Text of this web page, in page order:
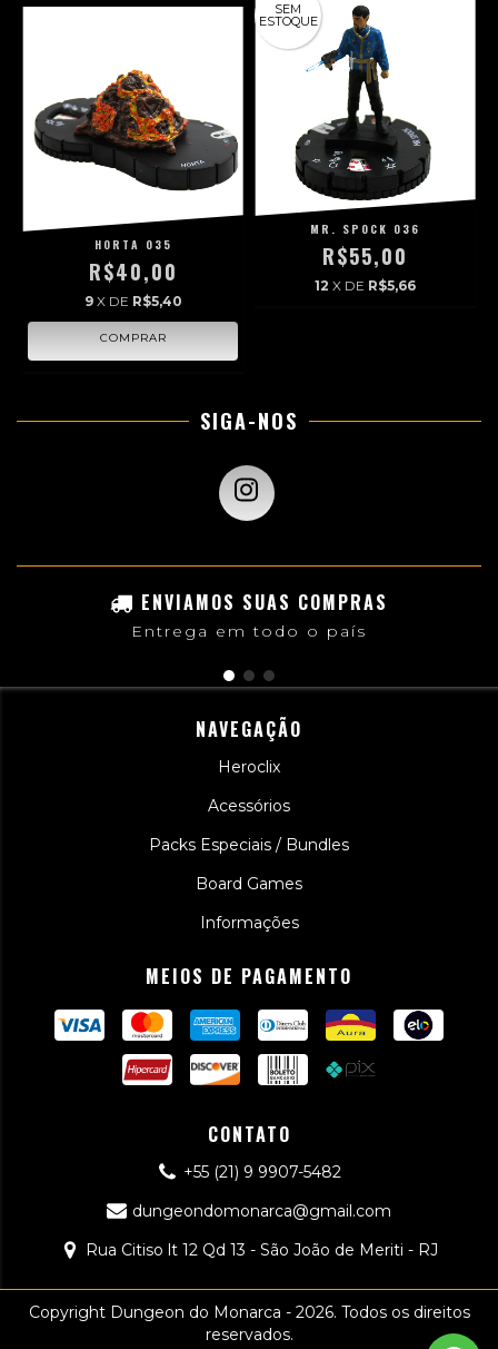
HORTA 035
R$40,00
9 X DE R$5,40
SEM
ESTOQUE
MR. SPOCK 036
R$55,00
12 X DE R$5,66
SIGA-NOS
ENVIAMOS SUAS COMPRAS
Entrega em todo o país
NAVEGAÇÃO
Heroclix
Acessórios
Packs Especiais / Bundles
Board Games
Informações
MEIOS DE PAGAMENTO
CONTATO
+55 (21) 9 9907-5482
dungeondomonarca@gmail.com
Rua Citiso lt 12 Qd 13 - São João de Meriti - RJ
Copyright Dungeon do Monarca - 2026. Todos os direitos
reservados.